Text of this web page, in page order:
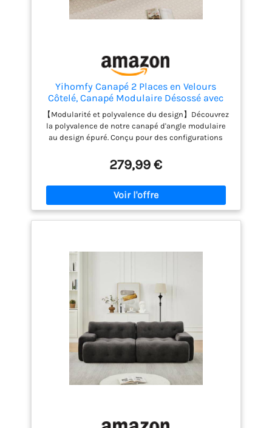
Yihomfy Canapé 2 Places en Velours
Côtelé, Canapé Modulaire Désossé avec
Accoudoirs Incurvés et Dessous
Antidérapant, sans Montage Loveseat
Small Canapés de Salon (Vert, 2 Sièges)
【Modularité et polyvalence du design】Découvrez
la polyvalence de notre canapé d'angle modulaire
au design épuré. Conçu pour des configurations
l’espace de votre salon. Combinez les modules
comme vous le souhaitez pour créer un canapé en
L, en U ou une composition linéaire. Cette
modularité intelligente répond à tous les usages,
des moments conviviaux aux instants de détente
en solo. Un meuble évolutif qui épouse votre vie.
peau. Confortable à s'asseoir ou s'allonger, non
irritant, idéal pour toute la famille et les animaux.
Excellentes performances anti-égratignures et anti-
pilling, intact même après utilisation prolongée,
tranquillité d'esprit au quotidien. Remarque : La
couleur peut différer légèrement des photos
(paramètres d'affichage) ; référez-vous à l'article
reçu. 【Premium Rempli de mousse】 Conçu
ergonomiquement, dossier, appui-lombaire et
assise bénéficient d'un partitionnement clair.
Rempli de mousse pure 32D haute densité, il
résiste à l'affaissement et à la déformation, offrant
jambes, réduisent la fatigue de longue assise et
279,99 €